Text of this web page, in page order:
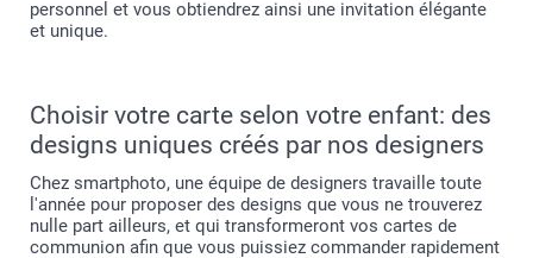
personnel et vous obtiendrez ainsi une invitation élégante
et unique.
Choisir votre carte selon votre enfant: des
designs uniques créés par nos designers
Chez smartphoto, une équipe de designers travaille toute
l'année pour proposer des designs que vous ne trouverez
nulle part ailleurs, et qui transformeront vos cartes de
communion afin que vous puissiez commander rapidement